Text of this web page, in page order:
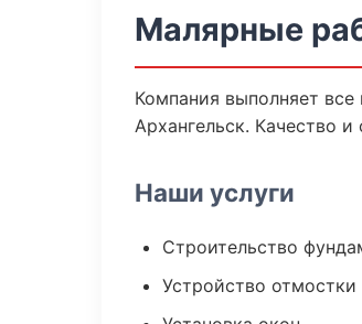
Малярные
Компания выполняет
Архангельск. Качество
Наши услуги
Строительство
Устройство отмостки